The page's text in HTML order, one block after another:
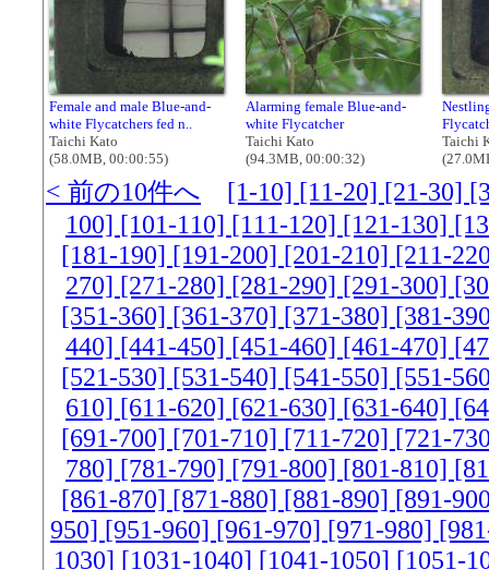
Female and male Blue-and-
white Flycatchers fed n..
Taichi Kato
(58.0MB, 00:00:55)
Alarming female Blue-and-
white Flycatcher
Taichi Kato
(94.3MB, 00:00:32)
Taichi
< 前の10件へ [1-10] [11-20] [21-30]
100] [101-110] [111-120] [121-130]
[181-190] [191-200] [201-210] [211-
270] [271-280] [281-290] [291-300]
[351-360] [361-370] [371-380] [381-
440] [441-450] [451-460] [461-470]
[521-530] [531-540] [541-550] [551-
610] [611-620] [621-630] [631-640]
[691-700] [701-710] [711-720] [721-
780] [781-790] [791-800] [801-810]
[861-870] [871-880] [881-890] [891-
950] [951-960] [961-970] [971-980]
1030] [1031-1040] [1041-1050] [1051-